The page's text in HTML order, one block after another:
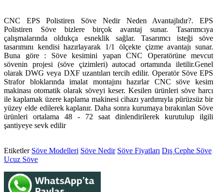
CNC EPS Polistiren Söve Nedir Neden Avantajlıdır?. EPS
Polistiren Söve bizlere birçok avantaj sunar. Tasarımcıya
çalışmalarında oldukça esneklik sağlar. Tasarımcı isteği söve
tasarımını kendisi hazırlayarak 1/1 ölçekte çizme avantajı sunar.
Buna göre : Söve kesimini yapan CNC Operatörüne mevcut
sövenin projesi (söve çizimleri) autocad ortamında iletilir.Genel
olarak DWG veya DXF uzantıları tercih edilir. Operatör Söve EPS
Strafor bloklarında imalat montajını hazırlar CNC söve kesim
makinası otomatik olarak söveyi keser. Kesilen ürünleri söve harcı
ile kaplamak üzere kaplama makinesi cihazı yardımıyla pürüzsüz bir
yüzey elde edilerek kaplanır. Daha sonra kurumaya bırakınlan Söve
ürünleri ortalama 48 - 72 saat dinlendirilerek kurutulup ilgili
şantiyeye sevk edilir
Etiketler Söve Modelleri Söve Nedir Söve Fiyatları Dış Cephe Söve
Ucuz Söve